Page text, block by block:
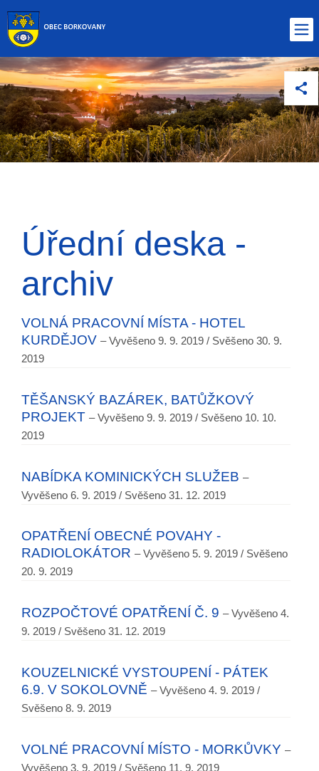
Úřední deska -
archiv
VOLNÁ PRACOVNÍ MÍSTA - HOTEL
KURDĚJOV – Vyvěšeno 9. 9. 2019 / Svěšeno 30. 9.
2019
TĚŠANSKÝ BAZÁREK, BATŮŽKOVÝ
PROJEKT – Vyvěšeno 9. 9. 2019 / Svěšeno 10. 10.
2019
NABÍDKA KOMINICKÝCH SLUŽEB –
Vyvěšeno 6. 9. 2019 / Svěšeno 31. 12. 2019
OPATŘENÍ OBECNÉ POVAHY -
RADIOLOKÁTOR – Vyvěšeno 5. 9. 2019 / Svěšeno
20. 9. 2019
ROZPOČTOVÉ OPATŘENÍ Č. 9 – Vyvěšeno 4.
9. 2019 / Svěšeno 31. 12. 2019
KOUZELNICKÉ VYSTOUPENÍ - PÁTEK
6.9. V SOKOLOVNĚ – Vyvěšeno 4. 9. 2019 /
Svěšeno 8. 9. 2019
VOLNÉ PRACOVNÍ MÍSTO - MORKŮVKY –
Vyvěšeno 3. 9. 2019 / Svěšeno 11. 9. 2019